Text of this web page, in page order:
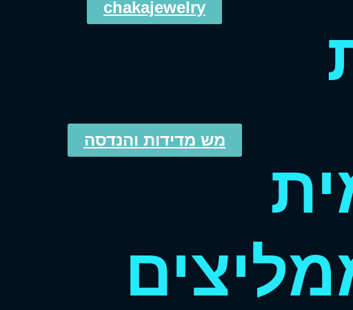
chakajewelry
מש מדידות והנדסה